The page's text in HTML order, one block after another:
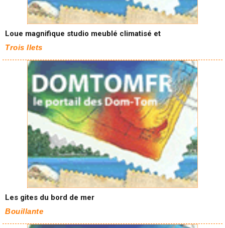
Loue magnifique studio meublé climatisé et
Trois Ilets
Les gites du bord de mer
Bouillante